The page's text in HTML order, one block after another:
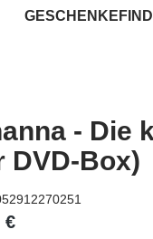
- Die
DVD-Box)
€